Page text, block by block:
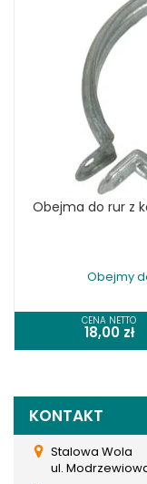
Obejma do rur z
Obejmy
CENA NETTO
18,00 zł
KONTAKT
Stalowa Wola
ul.